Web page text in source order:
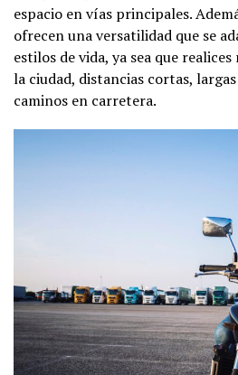
espacio en vías principales.
ofrecen una versatilidad que se
estilos de vida, ya sea que
la ciudad, distancias cortas,
caminos en carretera.